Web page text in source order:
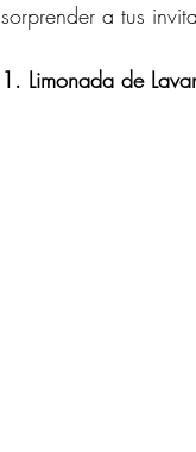
sorprender a tus
1. Limonada de